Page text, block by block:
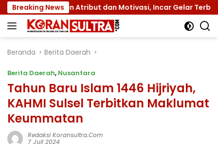
Langsung
ke
konten
Breaking News
Atribut dan Motivasi, Incar Gelar Terbaik di Sultra
Beranda Berita Daerah
Berita Daerah, Nusantara
Tahun Baru Islam 1446 Hijriyah,
KAHMI Sulsel Terbitkan Maklumat
Keummatan
Redaksi Koransultra.com
7 Juli 2024